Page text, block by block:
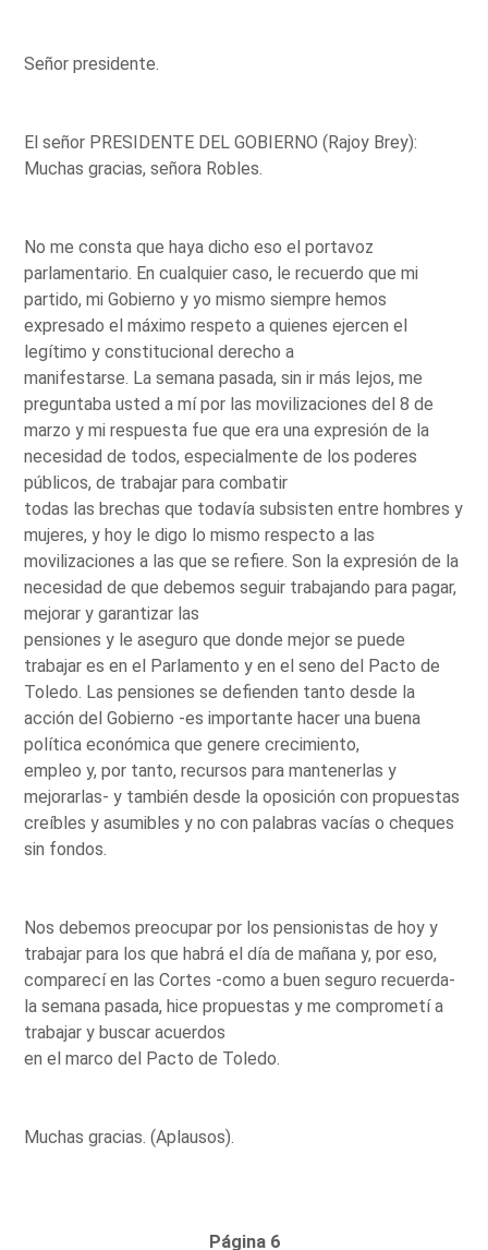
Señor presidente.
El señor PRESIDENTE DEL GOBIERNO (Rajoy Brey):
Muchas gracias, señora Robles.
No me consta que haya dicho eso el portavoz
parlamentario. En cualquier caso, le recuerdo que mi
partido, mi Gobierno y yo mismo siempre hemos
expresado el máximo respeto a quienes ejercen el
legítimo y constitucional derecho a
manifestarse. La semana pasada, sin ir más lejos, me
preguntaba usted a mí por las movilizaciones del 8 de
marzo y mi respuesta fue que era una expresión de la
necesidad de todos, especialmente de los poderes
públicos, de trabajar para combatir
todas las brechas que todavía subsisten entre hombres y
mujeres, y hoy le digo lo mismo respecto a las
movilizaciones a las que se refiere. Son la expresión de la
necesidad de que debemos seguir trabajando para pagar,
mejorar y garantizar las
pensiones y le aseguro que donde mejor se puede
trabajar es en el Parlamento y en el seno del Pacto de
Toledo. Las pensiones se defienden tanto desde la
acción del Gobierno -es importante hacer una buena
política económica que genere crecimiento,
empleo y, por tanto, recursos para mantenerlas y
mejorarlas- y también desde la oposición con propuestas
creíbles y asumibles y no con palabras vacías o cheques
sin fondos.
Nos debemos preocupar por los pensionistas de hoy y
trabajar para los que habrá el día de mañana y, por eso,
comparecí en las Cortes -como a buen seguro recuerda-
la semana pasada, hice propuestas y me comprometí a
trabajar y buscar acuerdos
en el marco del Pacto de Toledo.
Muchas gracias. (Aplausos).
Página 6